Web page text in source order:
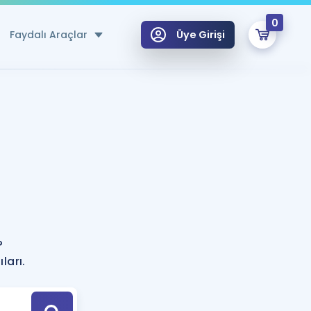
Faydalı Araçlar
Hesaplama Aracı
için Öneriler
Tek Takvimde
Üye Girişi
0
Hoca ile seni sınava hazırlayacak onlarca eğitim seni bekliyor!